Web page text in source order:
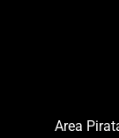
Area